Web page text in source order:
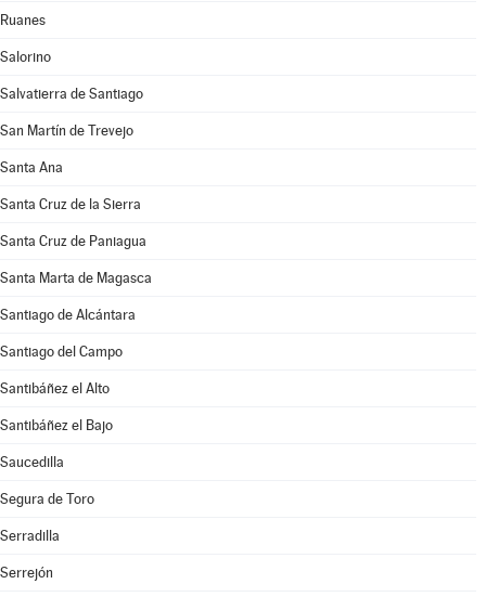
Ruanes
Salorino
Salvatierra de Santiago
San Martín de Trevejo
Santa Ana
Santa Cruz de la Sierra
Santa Cruz de Paniagua
Santa Marta de Magasca
Santiago de Alcántara
Santiago del Campo
Santibáñez el Alto
Santibáñez el Bajo
Saucedilla
Segura de Toro
Serradilla
Serrejón